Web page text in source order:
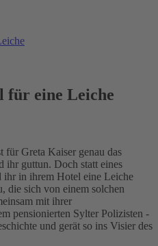
für eine Leiche
für Greta Kaiser genau das
ihr guttun. Doch statt eines
ihr in ihrem Hotel eine Leiche
die sich von einem solchen
mit ihrer
pensionierten Sylter Polizisten -
und gerät so ins Visier des